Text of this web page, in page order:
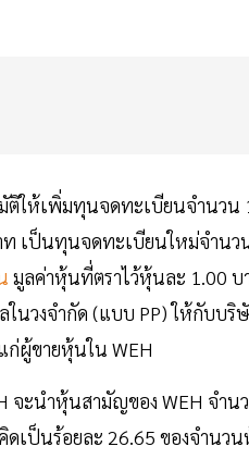
ให้เพิ่มทุนจดทะเบียนจำนวน
เป็นทุนจดทะเบียนใหม่จำนว
มูลค่าหุ้นที่ตราไว้หุ้นละ 1.00
ในวงจำกัด (แบบ PP) ให้กับบริ
ผู้ขายหุ้นใน WEH
จะนำหุ้นสามัญของ WEH จำ
ดเป็นร้อยละ 26.65 ของจำน